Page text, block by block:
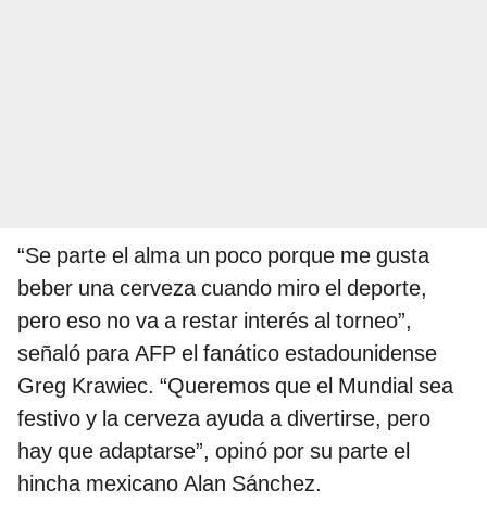
“Se parte el alma un poco porque me gusta
beber una cerveza cuando miro el deporte,
pero eso no va a restar interés al torneo”,
señaló para AFP el fanático estadounidense
Greg Krawiec. “Queremos que el Mundial sea
festivo y la cerveza ayuda a divertirse, pero
hay que adaptarse”, opinó por su parte el
hincha mexicano Alan Sánchez.